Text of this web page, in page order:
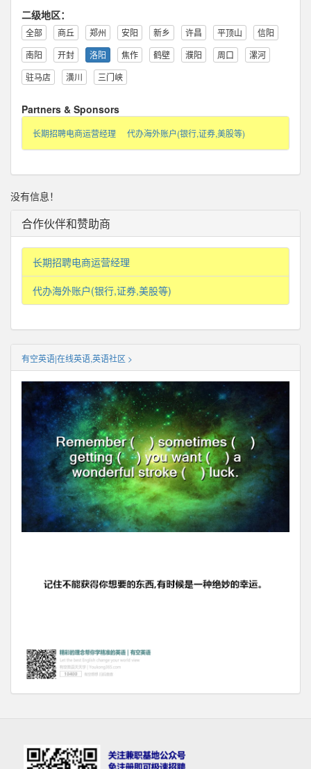
二级地区：
全部 商丘 郑州 安阳 新乡 许昌 平顶山
信阳
南阳
开封 洛阳 焦作 鹤壁 濮阳 周口
漯河
驻马店
潢川 三门峡
Partners & Sponsors
长期招聘电商运营经理 代办海外账户(银行,证券,美股等)
没有信息！
合作伙伴和赞助商
长期招聘电商运营经理
代办海外账户(银行,证券,美股等)
有空英语|在线英语,英语社区 >